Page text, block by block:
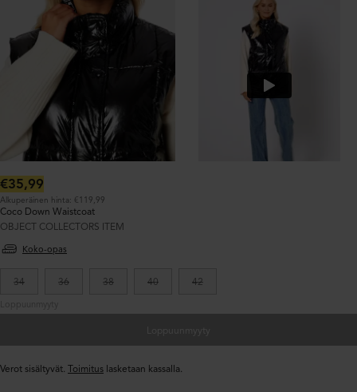
Normaalihinta:
€35,99
Alkuperäinen hinta: €119,99
Coco Down Waistcoat
OBJECT COLLECTORS ITEM
Koko-opas
34 36 38 40 42
Verot sisältyvät. Toimitus lasketaan kassalla.